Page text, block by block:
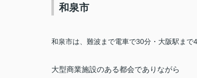
和泉市
和泉市は、 難波まで電車で30分・大阪駅まで
大型商業施設のある都会でありながら